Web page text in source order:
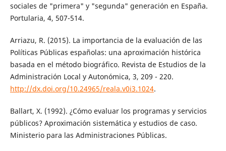
sociales de "primera" y "segunda" generación en España.
Portularia, 4, 507-514.
Arriazu, R. (2015). La importancia de la evaluación de las
Políticas Públicas españolas: una aproximación histórica
basada en el método biográfico. Revista de Estudios de la
Administración Local y Autonómica, 3, 209 - 220.
http://dx.doi.org/10.24965/reala.v0i3.1024.
Ballart, X. (1992). ¿Cómo evaluar los programas y servicios
públicos? Aproximación sistemática y estudios de caso.
Ministerio para las Administraciones Públicas.